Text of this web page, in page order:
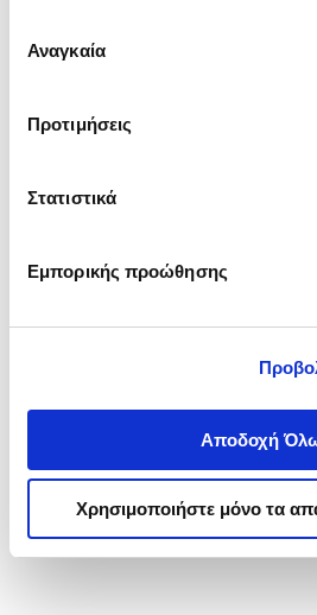
ενδιαφέρουν και να επιλέξετε
΄΄και να
συγκατάθεσης
Αναγκαία
Προτιμήσεις
Στατιστικά
Εμπορικής προώθησης
Αποδοχή
Χρησιμοποιήστε μόνο τα